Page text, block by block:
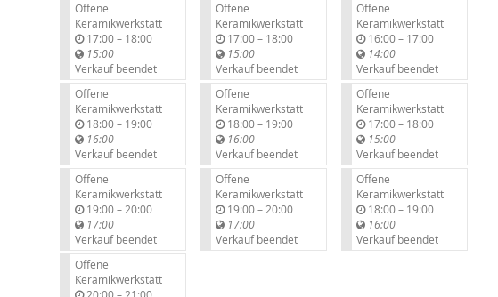
Offene
Keramikwerkstatt
17:00–b
s
18:00
15:00
Verkauf beendet
Offene
Keramikwerkstatt
18:00–b
s
19:00
16:00
Verkauf beendet
Offene
Keramikwerkstatt
19:00–b
s
20:00
17:00
Verkauf beendet
Offene
Keramikwerkstatt
b
Offene
Keramikwerkstatt
17:00–b
s
18:00
15:00
Verkauf beendet
Offene
Keramikwerkstatt
18:00–b
s
19:00
16:00
Verkauf beendet
Offene
Keramikwerkstatt
19:00–b
s
20:00
17:00
Verkauf beendet
Offene
Keramikwerkstatt
16:00–b
s
17:00
14:00
Verkauf beendet
Offene
Keramikwerkstatt
17:00–b
s
18:00
15:00
Verkauf beendet
Offene
Keramikwerkstatt
18:00–b
s
19:00
16:00
Verkauf beendet